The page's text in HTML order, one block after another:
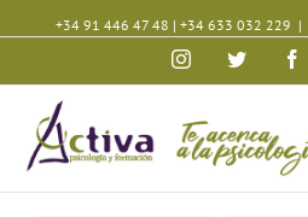
+34 91 446 47 48 | +34 633 032 229 |
InstagramTwitter